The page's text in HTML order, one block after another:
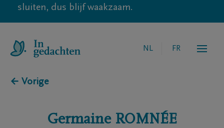
sluiten, dus blijf waakzaam.
NL FR
← Vorige
Germaine ROMNÉE